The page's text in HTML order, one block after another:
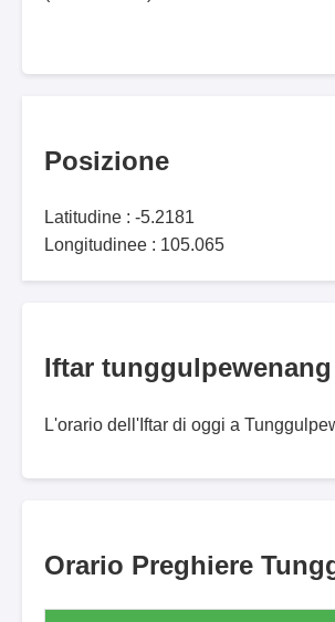
Posizione
Latitudine : -5.2181
Longitudinee : 105.065
Iftar tunggulpewenang
L'orario dell'Iftar di oggi a
Orario Preghiere